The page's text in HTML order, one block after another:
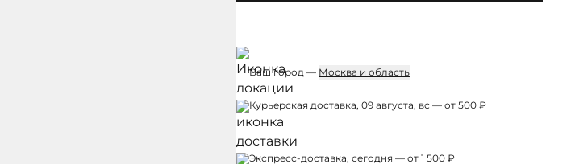
Ваш город — Москва и область
Курьерская доставка, 09 августа, вс — от 500 ₽
Экспресс-доставка, сегодня — от 1 500 ₽